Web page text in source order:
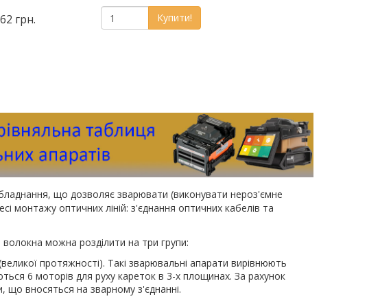
грн. Купити!
що дозволяє зварювати (виконувати нероз'ємне
монтажу оптичних ліній: з'єднання оптичних кабелів та
можна розділити на три групи:
протяжності). Такі зварювальні апарати вирівнюють
6 моторів для руху кареток в 3-х площинах. За рахунок
що вносяться на зварному з'єднанні.